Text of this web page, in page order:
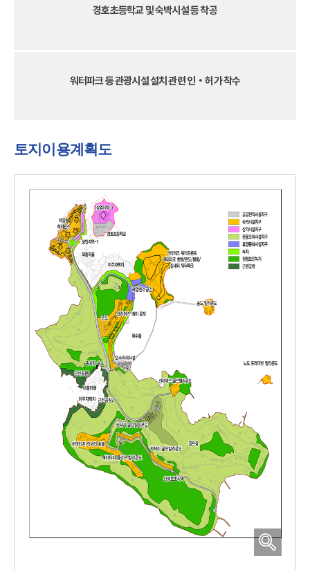
경호초등학교 및 숙박시설 등 착공
워터파크 등 관광시설 설치 관련 인‧허가 착수
토지이용계획도